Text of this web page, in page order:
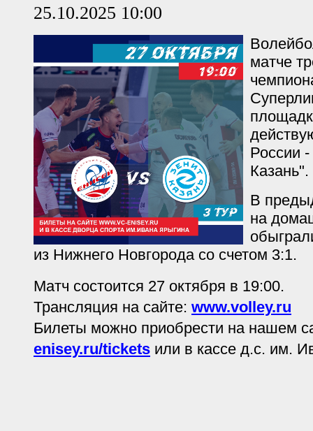
25.10.2025 10:00
матче
России
Казань".
В
на
из Нижнего Новгорода со счетом 3:1.
Матч состоится 27 октября в 19:00.
Трансляция на сайте: www.volley.ru
Билеты можно приобрести на нашем
enisey.ru/tickets или в кассе д.с. им.